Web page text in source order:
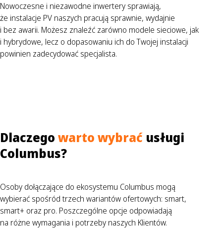
Nowoczesne i niezawodne inwertery sprawiają,
że instalacje PV naszych pracują sprawnie, wydajnie
i bez awarii. Możesz znaleźć zarówno modele sieciowe, jak
i hybrydowe, lecz o dopasowaniu ich do Twojej instalacji
powinien zadecydować specjalista.
Dlaczego warto wybrać usługi
Columbus?
Osoby dołączające do ekosystemu Columbus mogą
wybierać spośród trzech wariantów ofertowych: smart,
smart+ oraz pro. Poszczególne opcje odpowiadają
na różne wymagania i potrzeby naszych Klientów.